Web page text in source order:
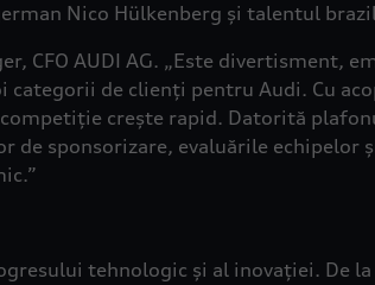
Nico Hülkenberg și talentul
AUDI AG. „Este divertisment,
de clienți pentru Audi. Cu
crește rapid. Datorită
sponsorizare, evaluările echipelor
tehnologic și al inovației. De